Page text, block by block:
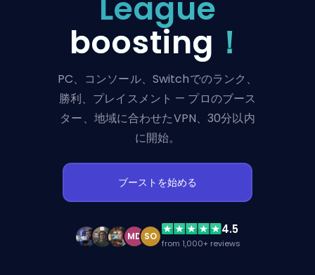
League
boosting ！
PC、コンソール、Switchでのランク、
勝利、プレイスメント — プロのブース
ター、地域に合わせたVPN、30分以内
に開始。
ブーストを始める
MD SO 4.5
from 1,000+ reviews